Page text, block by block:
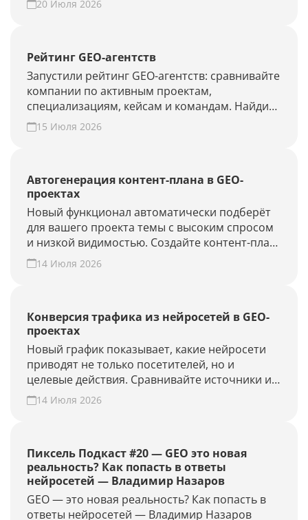
20 Июля 2026
Рейтинг GEO-агентств
Запустили рейтинг GEO-агентств: сравнивайте
компании по активным проектам,
специализациям, кейсам и командам. Найдите
подрядчика для продвижения в ChatGPT,
Алисе AI и Perplexity или добавьте своё
15 Июля 2026
Автогенерация контент-плана в GEO-
проектах
Новый функционал автоматически подберёт
для вашего проекта темы с высоким спросом
и низкой видимостью. Создайте контент-план
за несколько минут и повысьте присутствие
вашего бренда и сайта в ответах нейросетей.
14 Июля 2026
Конверсия трафика из нейросетей в GEO-
проектах
Новый график показывает, какие нейросети
приводят не только посетителей, но и
целевые действия. Сравнивайте источники и
периоды, находите точки роста. Создайте
GEO-проект и проверьте конверсию своего
14 Июля 2026
Пиксель Подкаст #20 — GEO это новая
реальность? Как попасть в ответы
нейросетей — Владимир Назаров
GEO — это новая реальность? Как попасть в
ответы нейросетей — Владимир Назаров